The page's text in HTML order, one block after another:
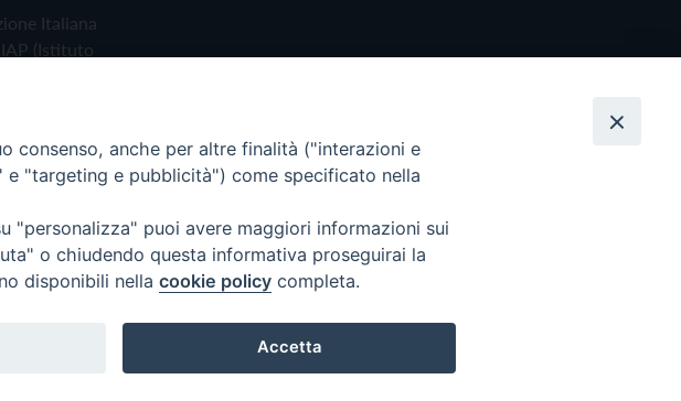
Italiana
(Istituto
consenso, anche per altre finalità ("interazioni e
"targeting e pubblicità") come specificato nella
"personalizza" puoi avere maggiori informazioni sui
o chiudendo questa informativa proseguirai la
disponibili nella cookie policy completa.
Accetta